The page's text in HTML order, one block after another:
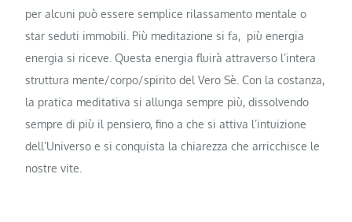
per alcuni può essere semplice rilassamento mentale o
star seduti immobili. Più meditazione si fa, più energia
energia si riceve. Questa energia fluirà attraverso l’intera
struttura mente/corpo/spirito del Vero Sè. Con la costanza,
la pratica meditativa si allunga sempre più, dissolvendo
sempre di più il pensiero, fino a che si attiva l’intuizione
dell’Universo e si conquista la chiarezza che arricchisce le
nostre vite.